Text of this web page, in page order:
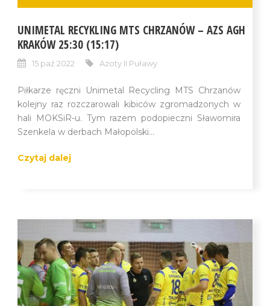
UNIMETAL RECYKLING MTS CHRZANÓW – AZS AGH
KRAKÓW 25:30 (15:17)
15 paź 2022 Azoty II Puławy
Piłkarze ręczni Unimetal Recycling MTS Chrzanów
kolejny raz rozczarowali kibiców zgromadzonych w
hali MOKSiR-u. Tym razem podopieczni Sławomira
Szenkela w derbach Małopolski...
Czytaj dalej